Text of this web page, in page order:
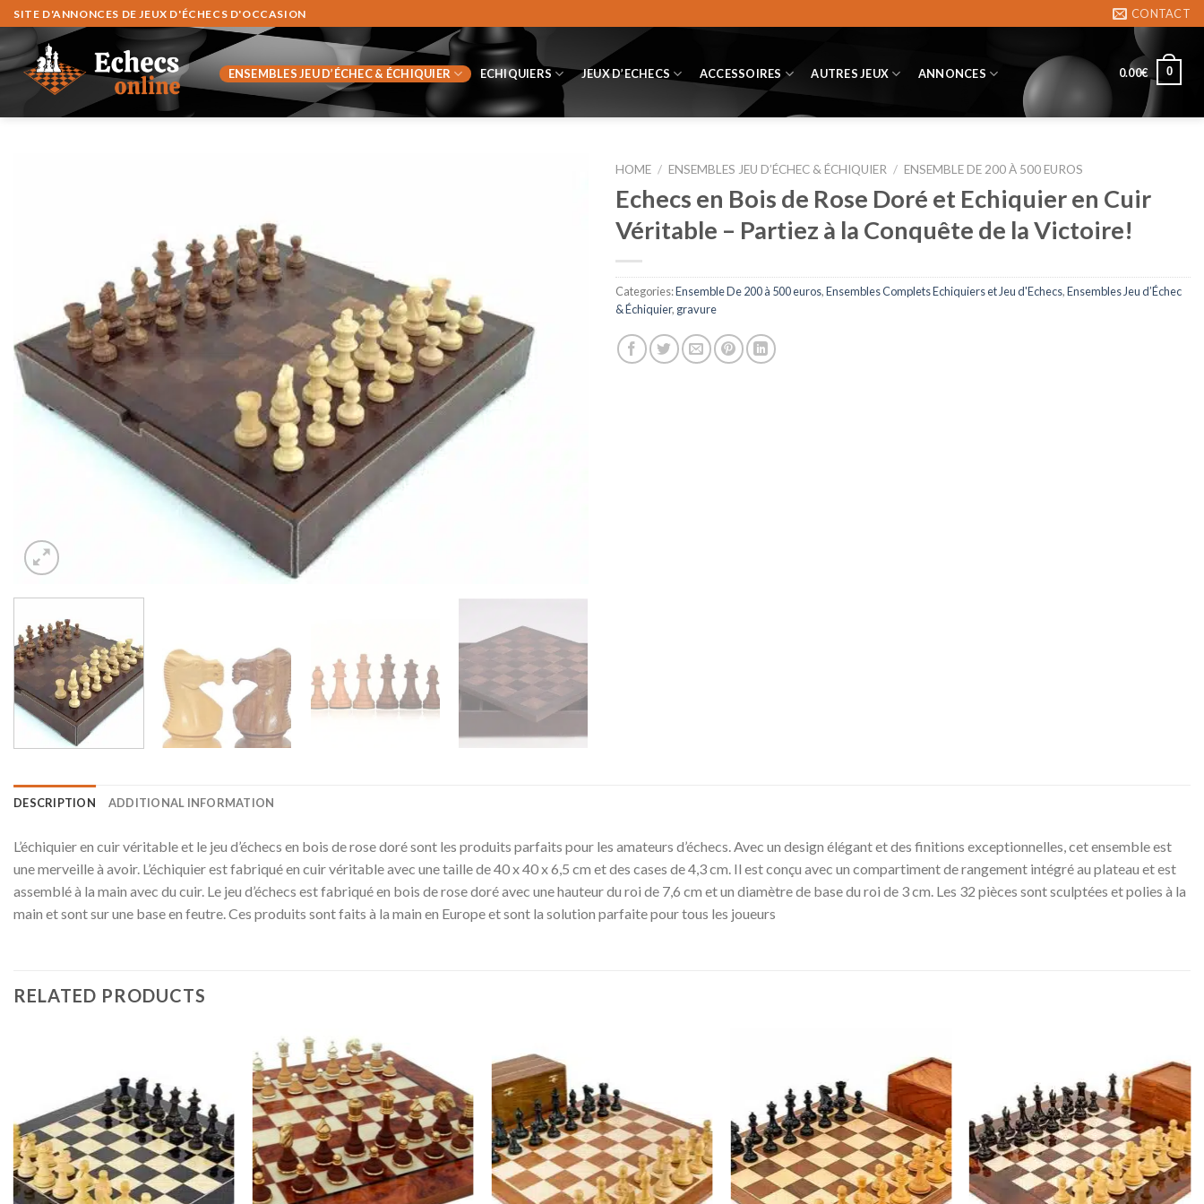
Skip
to
content
SITE D'ANNONCES DE JEUX D'ÉCHECS D'OCCASION CONTACT
ENSEMBLES JEU D’ÉCHEC & ÉCHIQUIER ECHIQUIERS JEUX D’ECHECS ACCESSOIRES AUTRES JEUX ANNONCES 0.00€ 0
HOME / ENSEMBLES JEU D’ÉCHEC & ÉCHIQUIER / ENSEMBLE DE 200 À 500 EUROS
Echecs en Bois de Rose Doré et Echiquier en Cuir
Véritable – Partiez à la Conquête de la Victoire!
Categories:Ensemble De 200 à 500 euros,Ensembles Complets Echiquiers et Jeu d'Echecs,Ensembles Jeu d’Échec
& Échiquier, gravure
DESCRIPTION ADDITIONAL INFORMATION
L’échiquier en cuir véritable et le jeu d’échecs en bois de rose doré sont les produits parfaits pour les amateurs d’échecs. Avec un design élégant et des finitions exceptionnelles, cet ensemble est
une merveille à avoir. L’échiquier est fabriqué en cuir véritable avec une taille de 40 x 40 x 6,5 cm et des cases de 4,3 cm. Il est conçu avec un compartiment de rangement intégré au plateau et est
assemblé à la main avec du cuir. Le jeu d’échecs est fabriqué en bois de rose doré avec une hauteur du roi de 7,6 cm et un diamètre de base du roi de 3 cm. Les 32 pièces sont sculptées et polies à la
main et sont sur une base en feutre. Ces produits sont faits à la main en Europe et sont la solution parfaite pour tous les joueurs
RELATED PRODUCTS